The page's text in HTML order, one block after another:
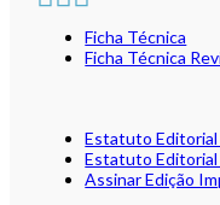
Ficha Técnica
Ficha Técnica
Estatuto
Estatuto Editorial
Assinar Edição